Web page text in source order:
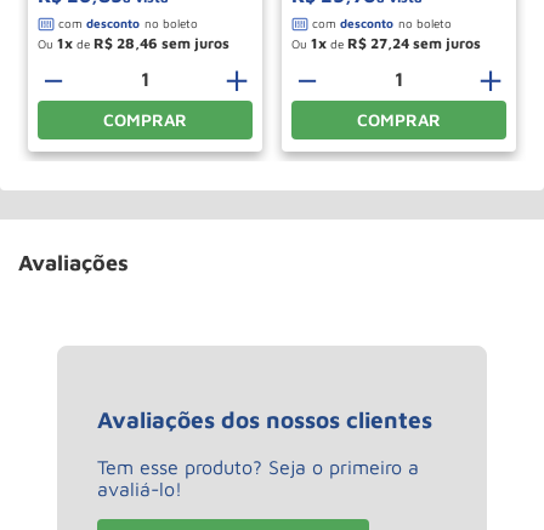
Ou 1 de R$ 28 46
＋
－
COMPRAR
Ou 1 de R$ 27 24
＋
－
COMPRAR
Avaliações
Avaliações dos nossos clientes
Tem esse produto? Seja o primeiro a
avaliá-lo!